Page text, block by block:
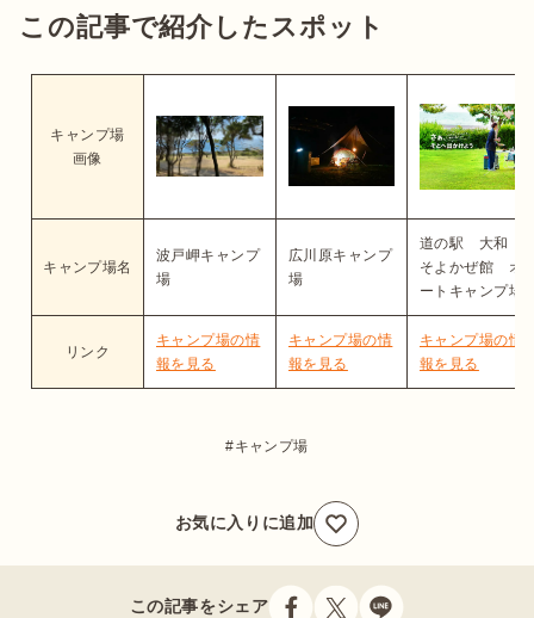
この記事で紹介したスポット
キャンプ場
画像
キャンプ場名
波戸岬キャンプ
場
広川原キャンプ
場
道の駅 大和・
そよかぜ館 オ
ートキャンプ場
リンク
キャンプ場の情
報を見る
キャンプ場の情
報を見る
キャンプ場の情
報を見る
キャンプ場
お気に入りに追加
この記事をシェア